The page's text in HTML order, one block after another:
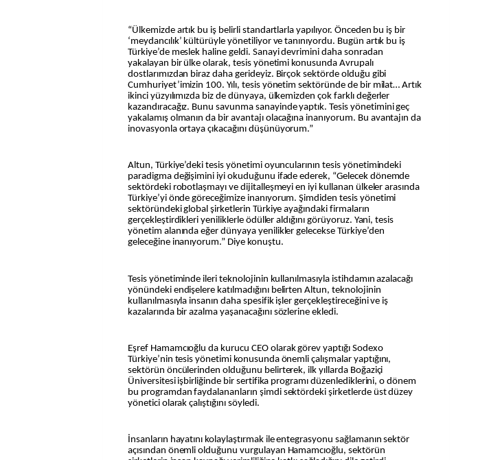
“Ülkemizde artık bu iş belirli standartlarla yapılıyor. Önceden bu iş bir
‘meydancılık’ kültürüyle yönetiliyor ve tanınıyordu. Bugün artık bu iş
Türkiye’de meslek haline geldi. Sanayi devrimini daha sonradan
yakalayan bir ülke olarak, tesis yönetimi konusunda Avrupalı
dostlarımızdan biraz daha gerideyiz. Birçok sektörde olduğu gibi
Cumhuriyet’imizin 100. Yılı, tesis yönetim sektöründe de bir milat… Artık
ikinci yüzyılımızda biz de dünyaya, ülkemizden çok farklı değerler
kazandıracağız. Bunu savunma sanayinde yaptık. Tesis yönetimini geç
yakalamış olmanın da bir avantajı olacağına inanıyorum. Bu avantajın da
inovasyonla ortaya çıkacağını düşünüyorum.”
Altun, Türkiye’deki tesis yönetimi oyuncularının tesis yönetimindeki
paradigma değişimini iyi okuduğunu ifade ederek, “Gelecek dönemde
sektördeki robotlaşmayı ve dijitalleşmeyi en iyi kullanan ülkeler arasında
Türkiye’yi önde göreceğimize inanıyorum. Şimdiden tesis yönetimi
sektöründeki global şirketlerin Türkiye ayağındaki firmaların
gerçekleştirdikleri yeniliklerle ödüller aldığını görüyoruz. Yani, tesis
yönetim alanında eğer dünyaya yenilikler gelecekse Türkiye’den
geleceğine inanıyorum.” Diye konuştu.
Tesis yönetiminde ileri teknolojinin kullanılmasıyla istihdamın azalacağı
yönündeki endişelere katılmadığını belirten Altun, teknolojinin
kullanılmasıyla insanın daha spesifik işler gerçekleştireceğini ve iş
kazalarında bir azalma yaşanacağını sözlerine ekledi.
Eşref Hamamcıoğlu da kurucu CEO olarak görev yaptığı Sodexo
Türkiye’nin tesis yönetimi konusunda önemli çalışmalar yaptığını,
sektörün öncülerinden olduğunu belirterek, ilk yıllarda Boğaziçi
Üniversitesi işbirliğinde bir sertifika programı düzenlediklerini, o dönem
bu programdan faydalananların şimdi sektördeki şirketlerde üst düzey
yönetici olarak çalıştığını söyledi.
İnsanların hayatını kolaylaştırmak ile entegrasyonu sağlamanın sektör
açısından önemli olduğunu vurgulayan Hamamcıoğlu, sektörün